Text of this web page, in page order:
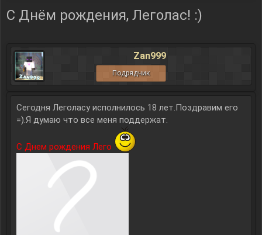
С Днём рождения, Леголас! :)
Zan999
Подрядчик
Сегодня Леголасу исполнилось 18 лет.Поздравим его
=).Я думаю что все меня поддержат.
С Днем рождения Лего